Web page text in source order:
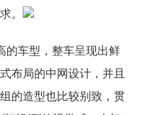
。
的车型，整车呈现出鲜
布局的中网设计，并且
的造型也比较别致，贯